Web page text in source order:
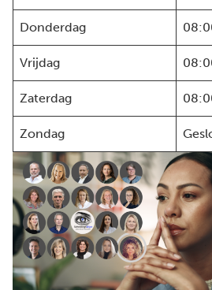
Donderdag
Vrijdag
Zaterdag
Zondag